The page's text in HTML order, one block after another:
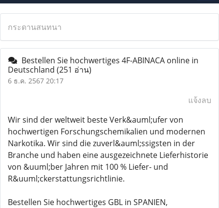
กระดานสนทนา
Bestellen Sie hochwertiges 4F-ABINACA online in
Deutschland (251 อ่าน)
6 ธ.ค. 2567 20:17
แจ้งลบ
Wir sind der weltweit beste Verk&auml;ufer von
hochwertigen Forschungschemikalien und modernen
Narkotika. Wir sind die zuverl&auml;ssigsten in der
Branche und haben eine ausgezeichnete Lieferhistorie
von &uuml;ber Jahren mit 100 % Liefer- und
R&uuml;ckerstattungsrichtlinie.
Bestellen Sie hochwertiges GBL in SPANIEN,